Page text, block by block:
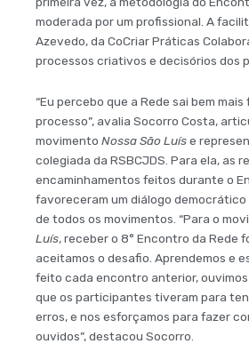
moderada por um profissional. A
Azevedo, da CoCriar Práticas
processos criativos e decisórios dos
“Eu percebo que a Rede sai bem
processo”, avalia Socorro Costa,
movimento Nossa São Luíse
colegiada da RSBCJDS. Para ela, as
encaminhamentos feitos durante o
favoreceram um diálogo
de todos os movimentos. “Para o
Luís, receber o 8° Encontro da Rede
aceitamos o desafio. Aprendemos e
feito cada encontro anterior,
que os participantes tiveram para
erros, e nos esforçamos para fazer
ouvidos”, destacou Socorro.